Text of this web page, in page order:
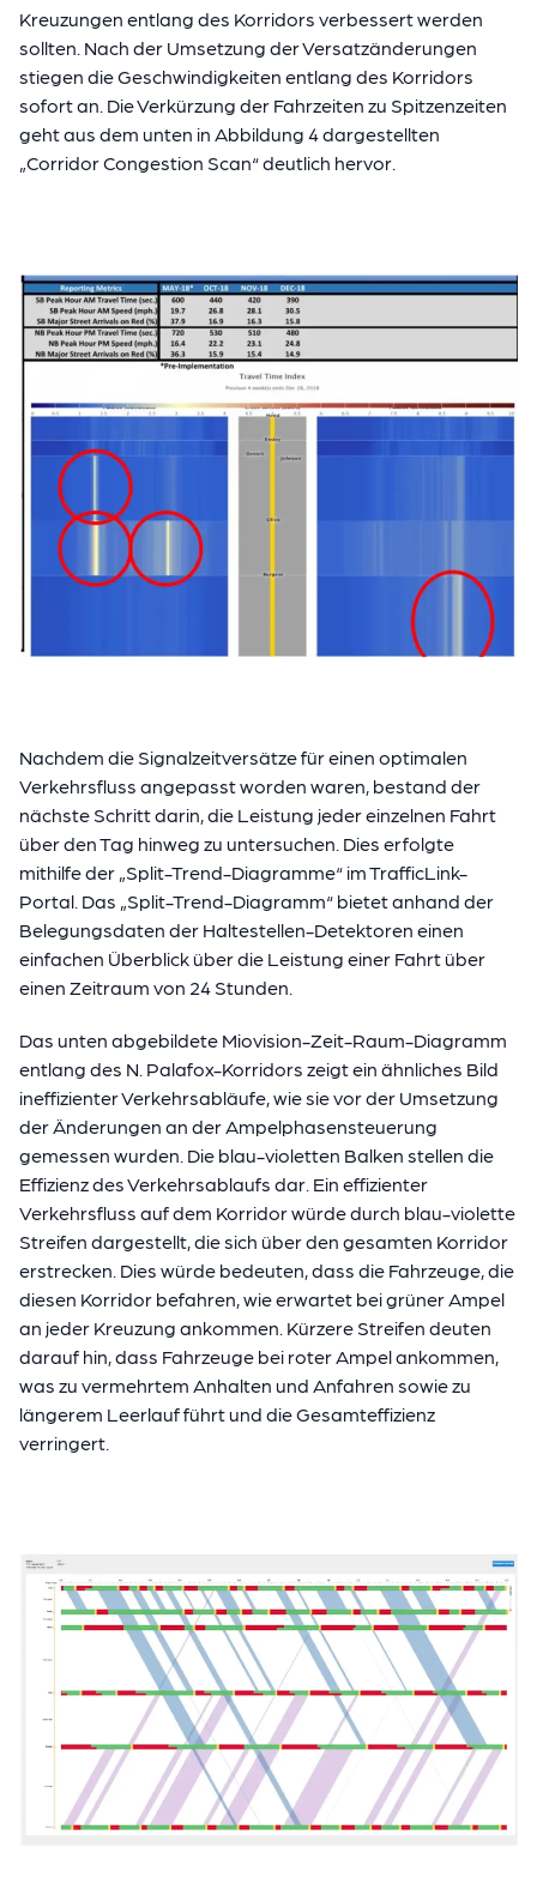
Kreuzungen entlang des Korridors verbessert werden
sollten. Nach der Umsetzung der Versatzänderungen
stiegen die Geschwindigkeiten entlang des Korridors
sofort an. Die Verkürzung der Fahrzeiten zu Spitzenzeiten
geht aus dem unten in Abbildung 4 dargestellten
„Corridor Congestion Scan“ deutlich hervor.
Nachdem die Signalzeitversätze für einen optimalen
Verkehrsfluss angepasst worden waren, bestand der
nächste Schritt darin, die Leistung jeder einzelnen Fahrt
über den Tag hinweg zu untersuchen. Dies erfolgte
mithilfe der „Split-Trend-Diagramme“ im TrafficLink-
Portal. Das „Split-Trend-Diagramm“ bietet anhand der
Belegungsdaten der Haltestellen-Detektoren einen
einfachen Überblick über die Leistung einer Fahrt über
einen Zeitraum von 24 Stunden.
Das unten abgebildete Miovision-Zeit-Raum-Diagramm
entlang des N. Palafox-Korridors zeigt ein ähnliches Bild
ineffizienter Verkehrsabläufe, wie sie vor der Umsetzung
der Änderungen an der Ampelphasensteuerung
gemessen wurden. Die blau-violetten Balken stellen die
Effizienz des Verkehrsablaufs dar. Ein effizienter
Verkehrsfluss auf dem Korridor würde durch blau-violette
Streifen dargestellt, die sich über den gesamten Korridor
erstrecken. Dies würde bedeuten, dass die Fahrzeuge, die
diesen Korridor befahren, wie erwartet bei grüner Ampel
an jeder Kreuzung ankommen. Kürzere Streifen deuten
darauf hin, dass Fahrzeuge bei roter Ampel ankommen,
was zu vermehrtem Anhalten und Anfahren sowie zu
längerem Leerlauf führt und die Gesamteffizienz
verringert.